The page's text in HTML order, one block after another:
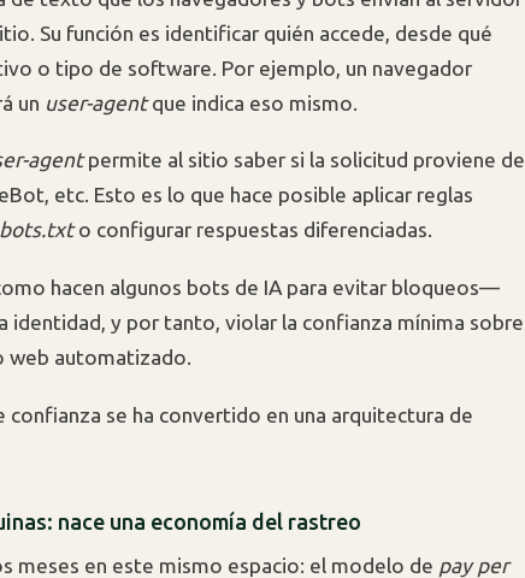
Su función es identificar quién accede, desde qué
o tipo de software. Por ejemplo, un navegador
un user-agentque indica eso mismo.
agentpermite al sitio saber si la solicitud proviene de
etc. Esto es lo que hace posible aplicar reglas
o configurar respuestas diferenciadas.
hacen algunos bots de IA para evitar bloqueos—
identidad, y por tanto, violar la confianza mínima sobre
web automatizado.
confianza se ha convertido en una arquitectura de
nace una economía del rastreo
meses en este mismo espacio: el modelo de pay per